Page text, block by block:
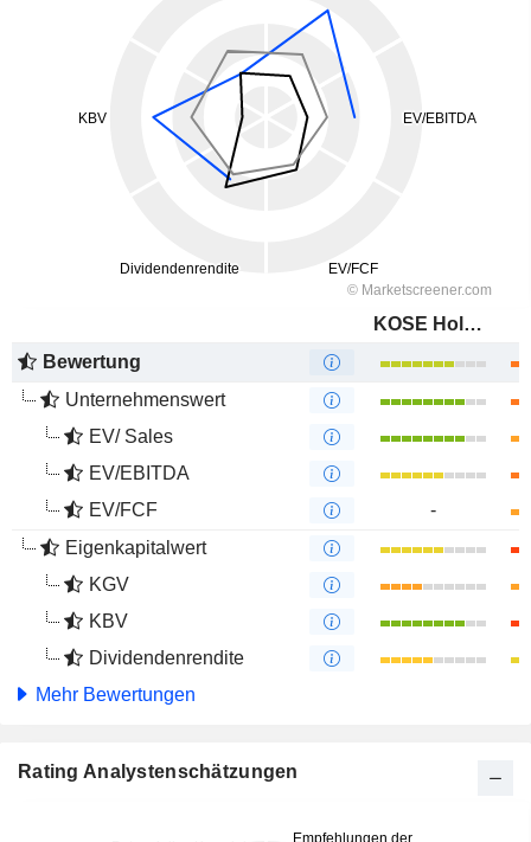
KOSE Holdings Corporation
Bewertung
Unternehmenswert
EV/ Sales
EV/EBITDA
EV/FCF
-
Eigenkapitalwert
KGV
KBV
Dividendenrendite
Mehr Bewertungen
Rating Analystenschätzungen